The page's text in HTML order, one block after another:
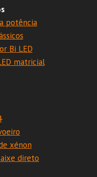
potência
Bi LED
matricial
xénon
direto